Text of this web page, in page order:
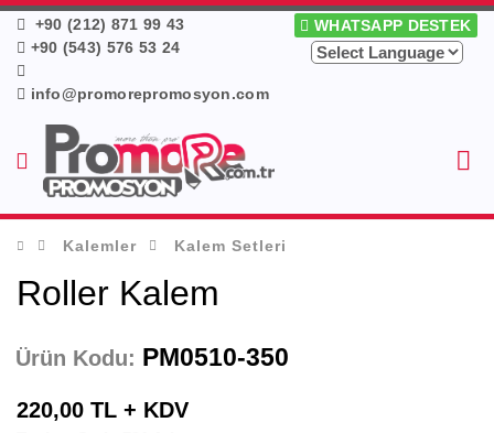
+90 (212) 871 99 43
+90 (543) 576 53 24
info@promorepromosyon.com
WHATSAPP DESTEK
Kalemler Kalem Setleri
Roller Kalem
Ürün Kodu: PM0510-350
220,00 TL + KDV